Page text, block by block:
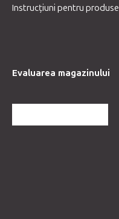
Instrucțiuni pentru produse
Evaluarea magazinului